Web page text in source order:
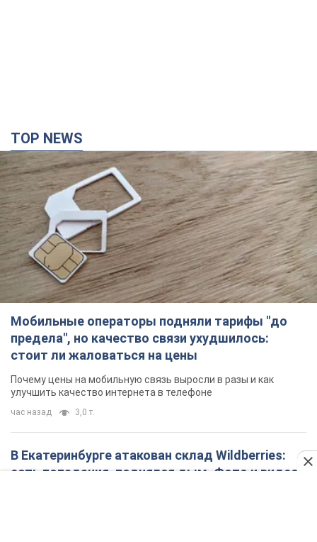
Мобильные операторы подняли тарифы "до
предела", но качество связи ухудшилось:
стоит ли жаловаться на цены
Почему цены на мобильную связь выросли в разы и как
улучшить качество интернета в телефоне
час назад 3,0 т.
В Екатеринбурге атакован склад Wildberries:
есть попадания, поднялся дым. Фото и видео
Россиянам не помогла даже работа ПВО
5 часов назад 10,6 т.
"Замечательный отец": в сети рассказали о
мужчине, которого Россия убила ударом по
Броварам. Фото
Мужчину вспоминают как профессионала своего дела